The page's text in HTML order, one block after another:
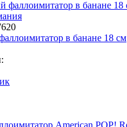
в банане 18 см